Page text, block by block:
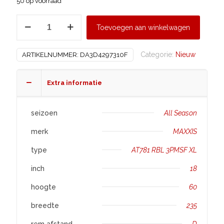
AT781
3PMSF
Toevoegen aan winkelwagen
ARTIKELNUMMER: DA3D4297310F Categorie: Nieuw
Extra informatie
seizoen All Season
merk MAXXIS
type AT781 RBL 3PMSF XL
inch 18
hoogte 60
breedte 235